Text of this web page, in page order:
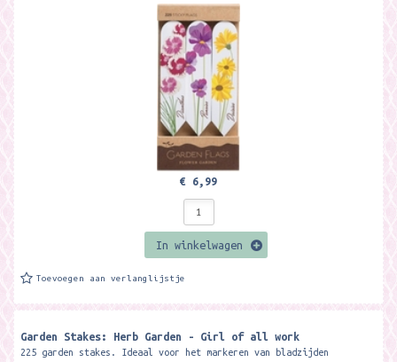
€ 6,99
In winkelwagen
Toevoegen aan verlanglijstje
Garden Stakes: Herb Garden - Girl of all work
225 garden stakes. Ideaal voor het markeren van bladzijden